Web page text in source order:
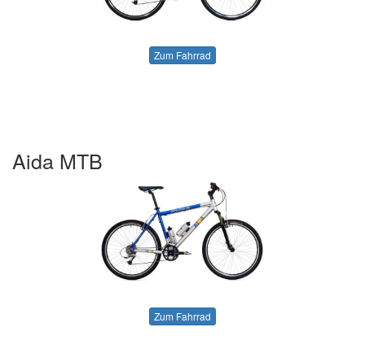
Zum Fahrrad
Aida MTB
Zum Fahrrad